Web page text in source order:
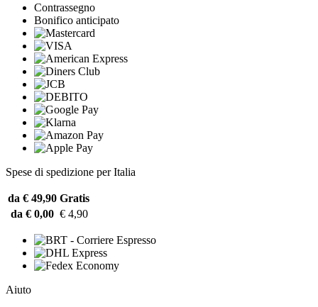
Contrassegno
Bonifico anticipato
Spese di spedizione per Italia
da € 49,90 Gratis
da € 0,00 € 4,90
Aiuto